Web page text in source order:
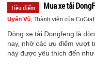
Tiêu điểm Mua xe tải
Uyên Vũ, Thành viên của
Dòng xe tải Dongfeng là
nay, nhờ các ưu điểm vượt
này được yêu thích đến như